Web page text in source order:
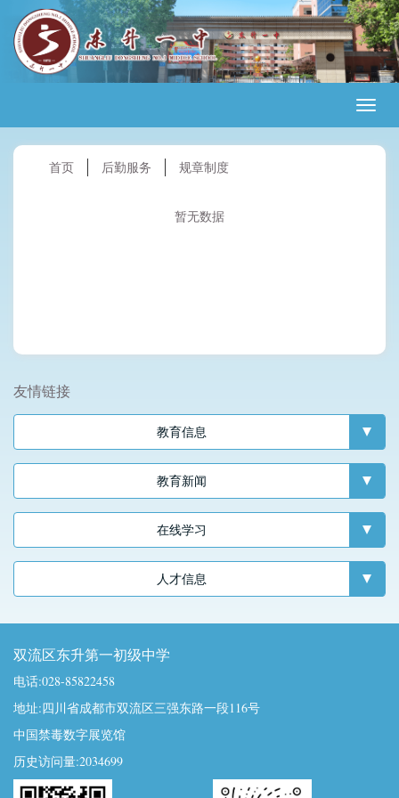
首页 后勤服务 规章制度
暂无数据
友情链接
教育信息
教育新闻
在线学习
人才信息
双流区东升第一初级中学
电话:028-85822458
地址:四川省成都市双流区三强东路一段116号
中国禁毒数字展览馆
历史访问量:2034699